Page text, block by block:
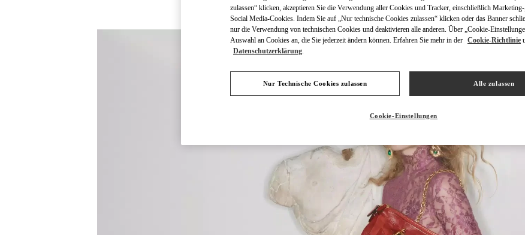
NEUHEITEN
zulassen“ klicken, akzeptieren Sie die Verwendung aller Cookies und Tracker, einschließlich
Social Media-Cookies. Indem Sie auf „Nur technische Cookies zulassen“ klicken oder das Banner
nur die Verwendung von technischen Cookies und deaktivieren alle anderen. Über „Cookie-
Auswahl an Cookies an, die Sie jederzeit ändern können. Erfahren Sie mehr in der Cookie-Richtlinie
Datenschutzerklärung.
Nur Technische Cookies zulassen Alle zulassen
Cookie-Einstellungen